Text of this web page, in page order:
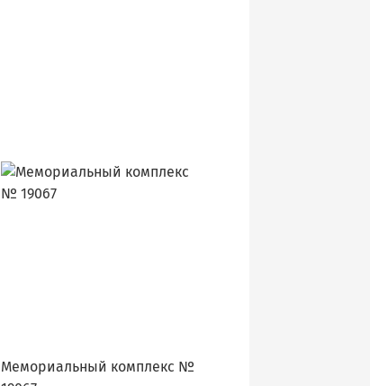
Мемориальный комплекс №